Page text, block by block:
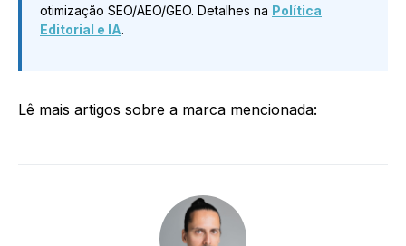
otimização SEO/AEO/GEO. Detalhes na Política
Editorial e IA.
Lê mais artigos sobre a marca mencionada: